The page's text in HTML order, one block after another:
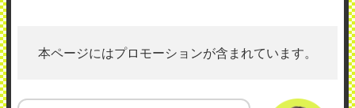
本ページにはプロモーションが含まれています。